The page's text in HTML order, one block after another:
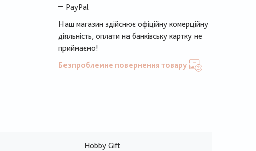
PayPal
Наш магазин здійснює офіційну комерційну
діяльність, оплати на банківську картку не
приймаємо!
Безпроблемне повернення товару
Hobby Gift